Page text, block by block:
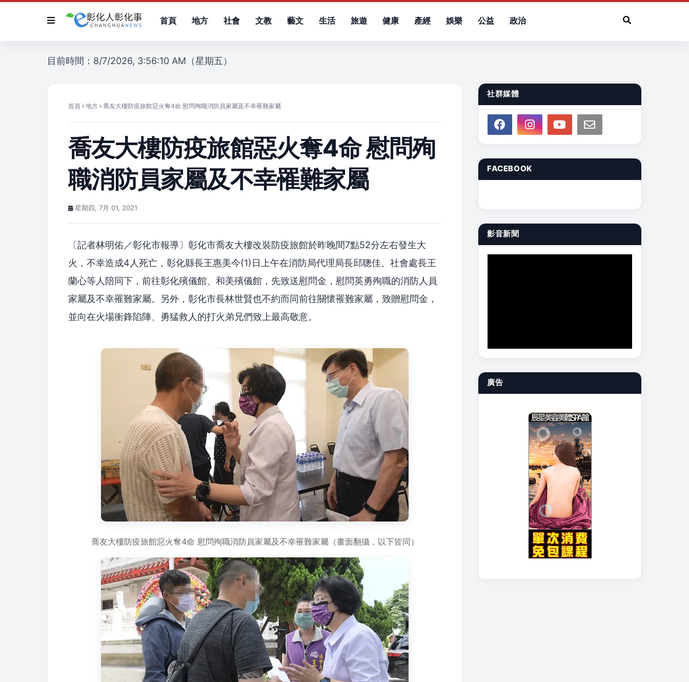
首頁 地方 社會 文教 藝文 生活 旅遊 健康 產經 娛樂 公益 政治
目前時間：8/7/2026, 3:56:10 AM（星期五）
首頁 地方 喬友大樓防疫旅館惡火奪4命 慰問殉職消防員家屬及不幸罹難家屬
喬友大樓防疫旅館惡火奪4命 慰問殉
職消防員家屬及不幸罹難家屬
星期四, 7月 01, 2021
〔記者林明佑／彰化市報導〕彰化市喬友大樓改裝防疫旅館於昨晚間7點52分左右發生大
火，不幸造成4人死亡，彰化縣長王惠美今(1)日上午在消防局代理局長邱聰佳、社會處長王
蘭心等人陪同下，前往彰化殯儀館、和美殯儀館，先致送慰問金，慰問英勇殉職的消防人員
家屬及不幸罹難家屬。另外，彰化市長林世賢也不約而同前往關懷罹難家屬，致贈慰問金，
並向在火場衝鋒陷陣、勇猛救人的打火弟兄們致上最高敬意。
喬友大樓防疫旅館惡火奪4命 慰問殉職消防員家屬及不幸罹難家屬（畫面翻攝，以下皆同）
社群媒體
FACEBOOK
影音新聞
廣告